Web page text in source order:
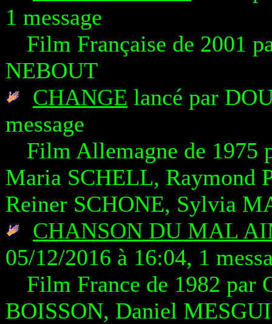
1 message
Film Française de 2001
NEBOUT
CHANGE lancé par
message
Film Allemagne de 1975
Maria SCHELL, Raymond
Reiner SCHONE, Sylvia
CHANSON DU MAL
05/12/2016 à 16:04, 1
Film France de 1982 par
BOISSON, Daniel